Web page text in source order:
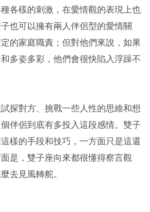
各樣的刺激，在愛情觀的表現上也
也可以擁有兩人伴侶型的愛情關
的家庭職責；但對他們來說，如果
多姿多彩，他們會很快陷入浮躁不
探對方、挑戰一些人性的思維和想
伴侶到底有多投入這段感情。雙子
樣的手段和技巧，一方面只是這還
是，雙子座向來都很懂得察言觀
去見風轉舵。